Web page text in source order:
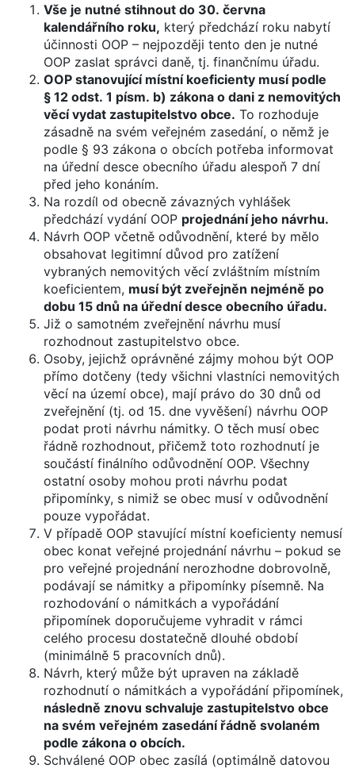
Vše je nutné stihnout do 30. června
kalendářního roku, který předchází roku nabytí
účinnosti OOP – nejpozději tento den je nutné
OOP zaslat správci daně, tj. finančnímu úřadu.
OOP stanovující místní koeficienty musí podle
§ 12 odst. 1 písm. b) zákona o dani z nemovitých
věcí vydat zastupitelstvo obce. To rozhoduje
zásadně na svém veřejném zasedání, o němž je
podle § 93 zákona o obcích potřeba informovat
na úřední desce obecního úřadu alespoň 7 dní
před jeho konáním.
Na rozdíl od obecně závazných vyhlášek
předchází vydání OOP projednání jeho návrhu.
Návrh OOP včetně odůvodnění, které by mělo
obsahovat legitimní důvod pro zatížení
vybraných nemovitých věcí zvláštním místním
koeficientem, musí být zveřejněn nejméně po
dobu 15 dnů na úřední desce obecního úřadu.
Již o samotném zveřejnění návrhu musí
rozhodnout zastupitelstvo obce.
Osoby, jejichž oprávněné zájmy mohou být OOP
přímo dotčeny (tedy všichni vlastníci nemovitých
věcí na území obce), mají právo do 30 dnů od
zveřejnění (tj. od 15. dne vyvěšení) návrhu OOP
podat proti návrhu námitky. O těch musí obec
řádně rozhodnout, přičemž toto rozhodnutí je
součástí finálního odůvodnění OOP. Všechny
ostatní osoby mohou proti návrhu podat
připomínky, s nimiž se obec musí v odůvodnění
pouze vypořádat.
V případě OOP stavující místní koeficienty nemusí
obec konat veřejné projednání návrhu – pokud se
pro veřejné projednání nerozhodne dobrovolně,
podávají se námitky a připomínky písemně. Na
rozhodování o námitkách a vypořádání
připomínek doporučujeme vyhradit v rámci
celého procesu dostatečně dlouhé období
(minimálně 5 pracovních dnů).
Návrh, který může být upraven na základě
rozhodnutí o námitkách a vypořádání připomínek,
následně znovu schvaluje zastupitelstvo obce
na svém veřejném zasedání řádně svolaném
podle zákona o obcích.
Schválené OOP obec zasílá (optimálně datovou